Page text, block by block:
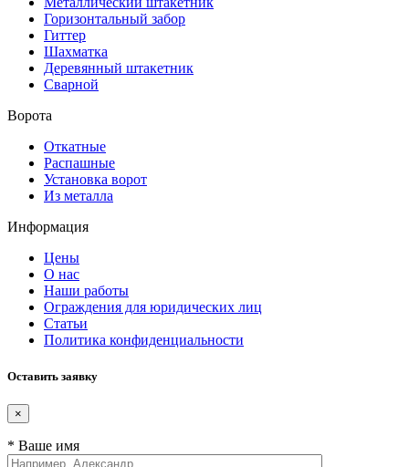
Горизонтальный забор
Гиттер
Шахматка
Деревянный штакетник
Сварной
Ворота
Откатные
Распашные
Установка ворот
Из металла
Информация
Цены
О нас
Наши работы
Ограждения для юридических лиц
Статьи
Политика конфиденциальности
Оставить заявку
×
* Ваше имя